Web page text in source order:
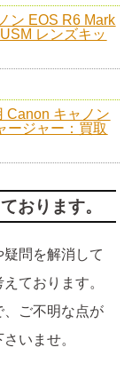
ン EOS R6 Mark
レンズキッ
Canon キャノン
ージャー：買取
おります。
問を解消して
ております。
、ご不明な点が
いませ。